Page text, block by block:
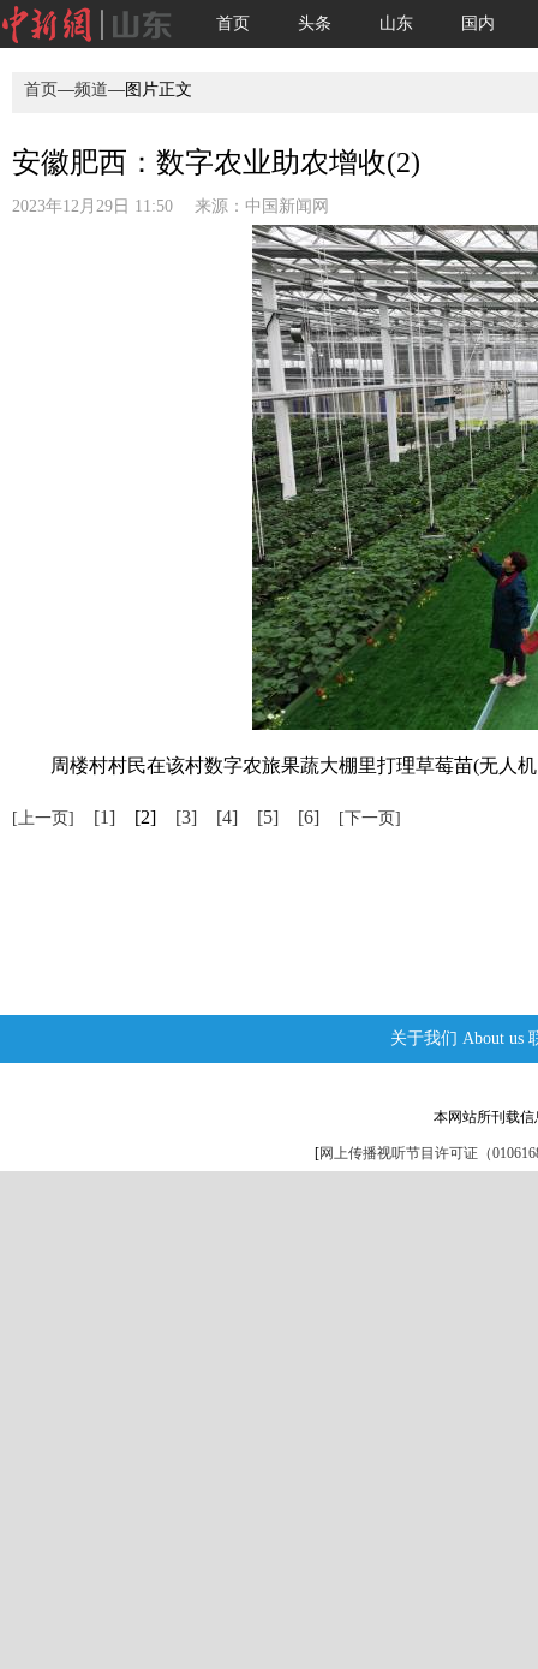
首页 头条 山东 国内
首页—频道—图片正文
安徽肥西：数字农业助农增收(2)
2023年12月29日 11:50 来源： 中国新闻网
周楼村村民在该村数字农旅果蔬大棚里打理草莓苗(无人机
[上一页] [1] [2] [3] [4] [5] [6] [下一页]
关于我们 About us
本网站所刊载
[网上传播视听节目许可证（